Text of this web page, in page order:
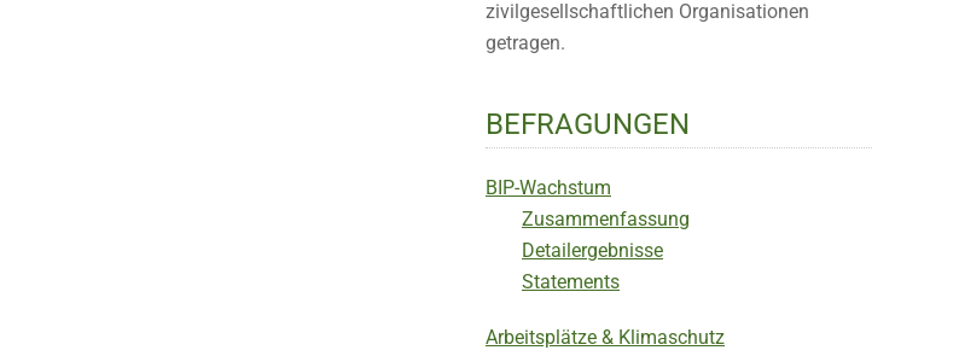
zivilgesellschaftlichen Organisationen
getragen.
BEFRAGUNGEN
BIP-Wachstum
Zusammenfassung
Detailergebnisse
Statements
Arbeitsplätze & Klimaschutz